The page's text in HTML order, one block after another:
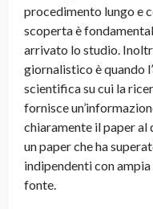
procedimento lungo e
scoperta è
arrivato lo studio.
giornalistico è quando
scientifica su cui la
fornisce
chiaramente il paper al
un paper che ha
indipendenti con
fonte.